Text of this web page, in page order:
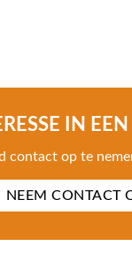
IN
contact op te
NEEM CONTACT